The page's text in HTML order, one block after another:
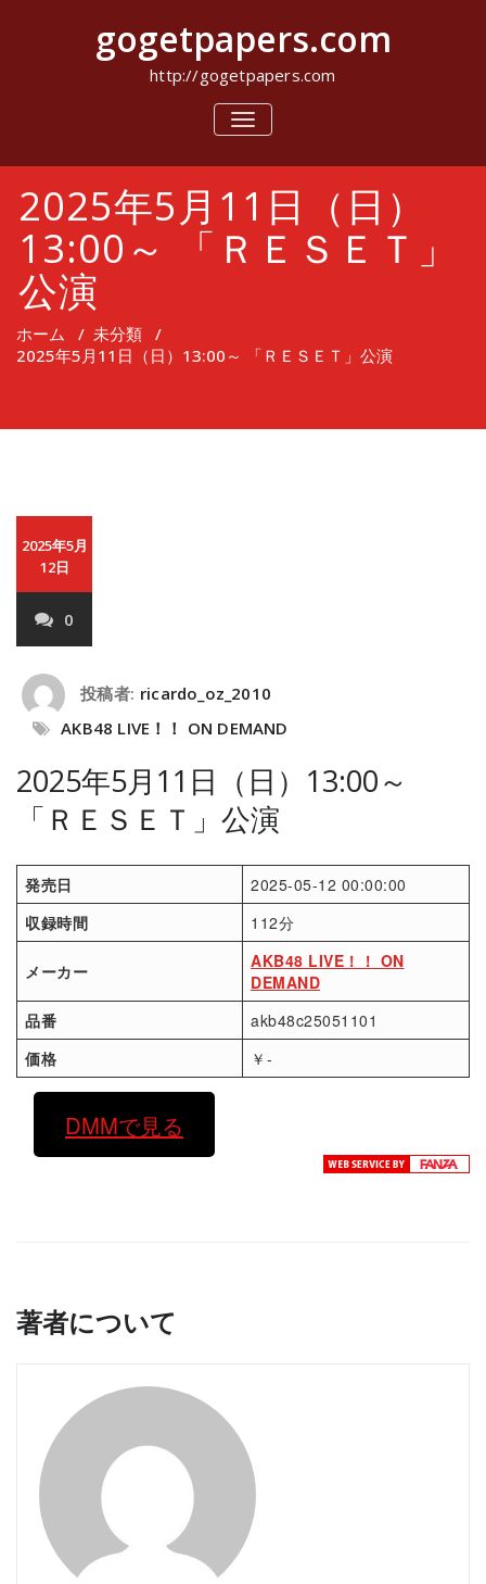
キ
gogetpapers.com
http://gogetpapers.com
ナ
ビ
シ
を
切
2025年5月11日（日）
13:00～ 「ＲＥＳＥＴ」
公演
ホーム / 未分類 /
2025年5月11日（日）13:00～ 「ＲＥＳＥＴ」公演
2025年5月
12日
0
投稿者: ricardo_oz_2010
AKB48 LIVE！！ ON DEMAND
2025年5月11日（日）13:00～
「ＲＥＳＥＴ」公演
発売日
2025-05-12 00:00:00
収録時間
112分
メーカー
AKB48 LIVE！！ ON
DEMAND
品番
akb48c25051101
価格
￥-
DMMで見る
著者について